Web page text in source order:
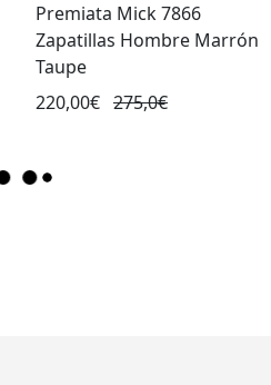
Premiata Mick 7866
Zapatillas Hombre Marrón
Taupe
220,00€ 275,0€